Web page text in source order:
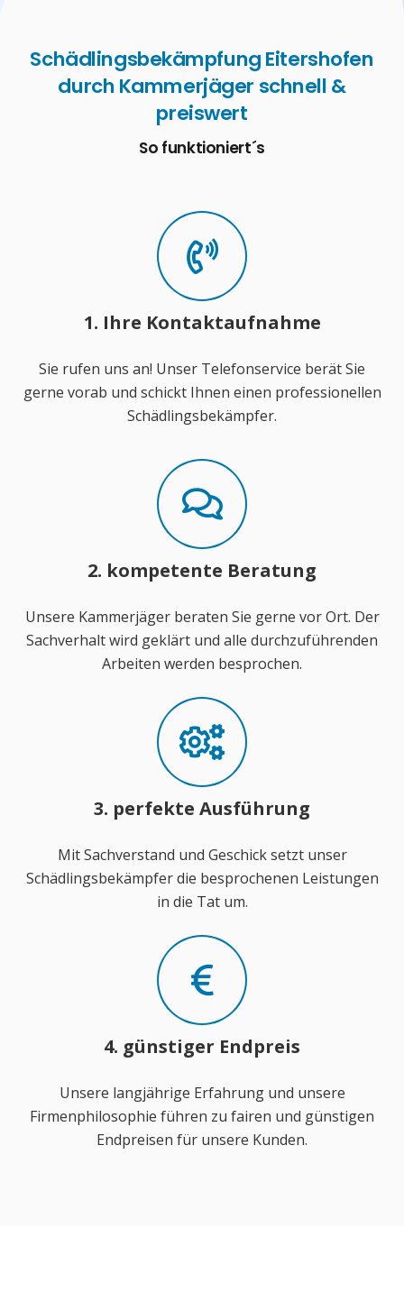
Schädlingsbekämpfung Eitershofen
durch Kammerjäger schnell &
preiswert
So funktioniert´s
1. Ihre Kontaktaufnahme
Sie rufen uns an! Unser Telefonservice berät Sie
gerne vorab und schickt Ihnen einen professionellen
Schädlingsbekämpfer.
2. kompetente Beratung
Unsere Kammerjäger beraten Sie gerne vor Ort. Der
Sachverhalt wird geklärt und alle durchzuführenden
Arbeiten werden besprochen.
3. perfekte Ausführung
Mit Sachverstand und Geschick setzt unser
Schädlingsbekämpfer die besprochenen Leistungen
in die Tat um.
4. günstiger Endpreis
Unsere langjährige Erfahrung und unsere
Firmenphilosophie führen zu fairen und günstigen
Endpreisen für unsere Kunden.